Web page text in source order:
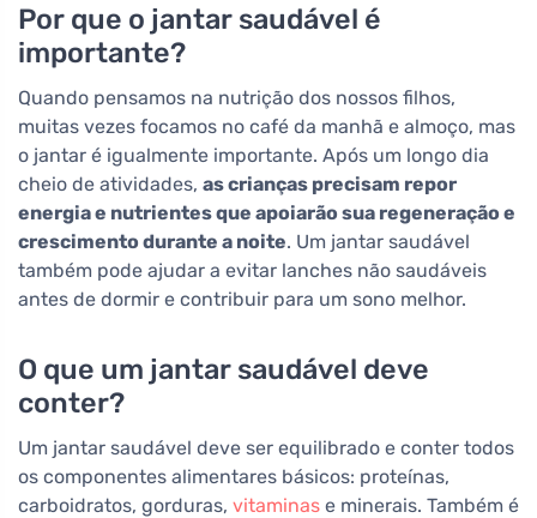
Por que o jantar saudável é
importante?
Quando pensamos na nutrição dos nossos filhos,
muitas vezes focamos no café da manhã e almoço, mas
o jantar é igualmente importante. Após um longo dia
cheio de atividades, as crianças precisam repor
energia e nutrientes que apoiarão sua regeneração e
crescimento durante a noite. Um jantar saudável
também pode ajudar a evitar lanches não saudáveis
antes de dormir e contribuir para um sono melhor.
O que um jantar saudável deve
conter?
Um jantar saudável deve ser equilibrado e conter todos
os componentes alimentares básicos: proteínas,
carboidratos, gorduras, vitaminas e minerais. Também é